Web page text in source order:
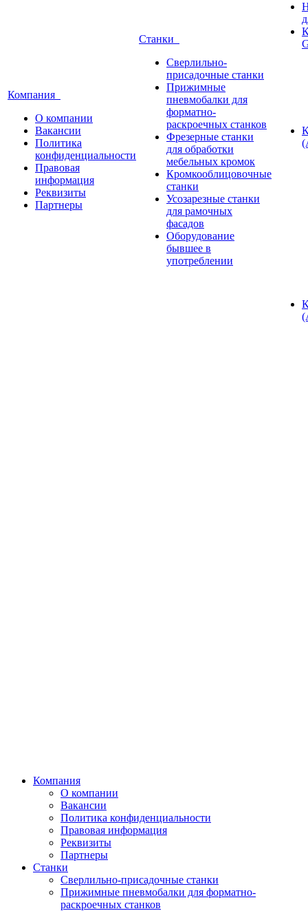
Компания
О компании
Вакансии
Политика
конфиденциальности
Правовая
информация
Реквизиты
Партнеры
Станки
Сверлильно-
присадочные станки
Прижимные
пневмобалки для
форматно-
раскроечных станков
Фрезерные станки
для обработки
мебельных кромок
Кромкооблицовочные
станки
Усозарезные станки
для рамочных
фасадов
Оборудование
бывшее в
употреблении
Компания
О компании
Вакансии
Политика конфиденциальности
Правовая информация
Реквизиты
Партнеры
Станки
Сверлильно-присадочные станки
Прижимные пневмобалки для форматно-
раскроечных станков